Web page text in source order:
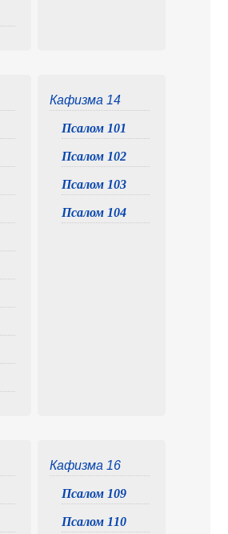
Кафизма 14
Псалом 101
Псалом 102
Псалом 103
Псалом 104
Кафизма 16
Псалом 109
Псалом 110